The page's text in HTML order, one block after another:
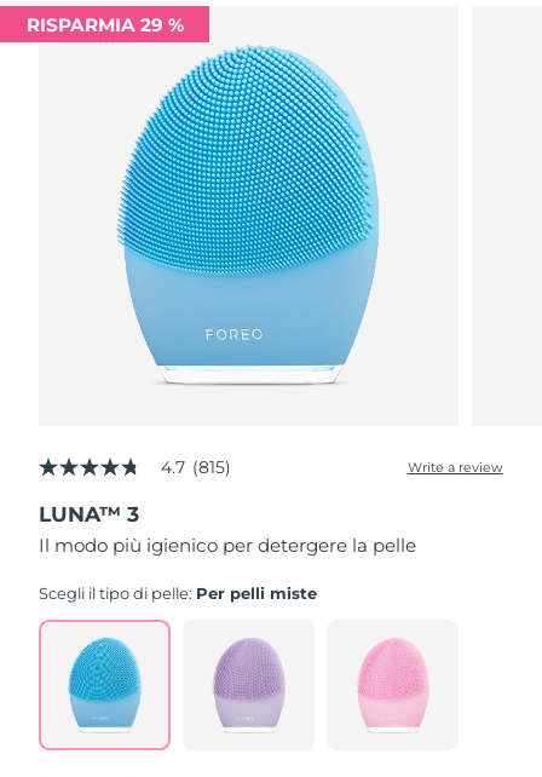
RISPARMIA 29 %
4.7
of
5
stars,
rating
Read
Reviews.
Same
page
link.
4.7 (815) Write a review
LUNA™ 3
Il modo più igienico per detergere la pelle
Scegli il tipo di pelle: Per pelli miste